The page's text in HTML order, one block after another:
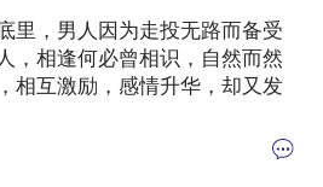
里，男人因为走投无路而备受
，相逢何必曾相识，自然而然
相互激励，感情升华，却又发